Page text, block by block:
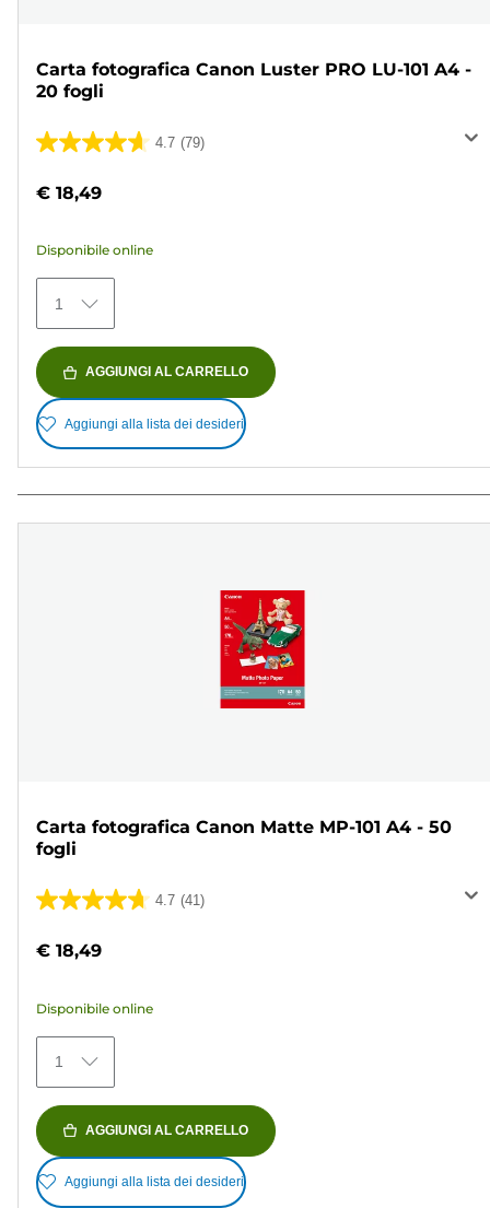
Carta fotografica Canon Luster PRO LU-101 A4 -
20 fogli
4.7 (79)
4.7
5
79
recensioni
€ 18,49
Disponibile online
1
AGGIUNGI AL CARRELLO
Aggiungi alla lista dei desideri
Carta fotografica Canon Matte MP-101 A4 - 50
fogli
4.7 (41)
4.7
5
41
recensioni
€ 18,49
Disponibile online
1
AGGIUNGI AL CARRELLO
Aggiungi alla lista dei desideri